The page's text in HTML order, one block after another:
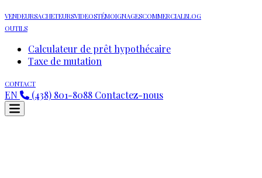
VENDEURSACHETEURSVIDEOSTÉMOIGNAGESCOMMERCIALBLOG
OUTILS
Calculateur de prêt hypothécaire
Taxe de mutation
CONTACT
EN (438) 801-8088 Contactez-nous